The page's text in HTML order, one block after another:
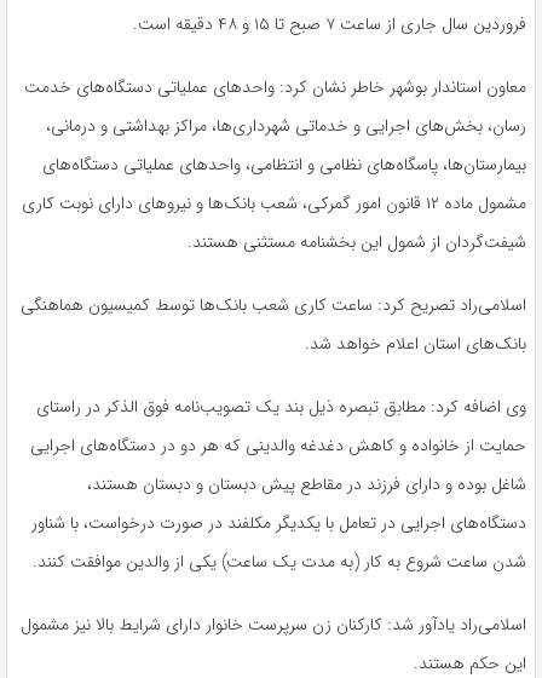
فروردین سال جاری از ساعت ۷ صبح تا ۱۵ و ۴۸ دقیقه است.
معاون استاندار بوشهر خاطر نشان کرد: واحدهای عملیاتی دستگاه‌های خدمت
رسان، بخش‌های اجرایی و خدماتی شهرداری‌ها، مراکز بهداشتی و درمانی،
بیمارستان‌ها، پاسگاه‌های نظامی و انتظامی، واحدهای عملیاتی دستگاه‌های
مشمول ماده ۱۲ قانون امور گمرکی، شعب بانک‌ها و نیروهای دارای نوبت کاری
شیفت‌گردان از شمول این بخشنامه مستثنی هستند.
اسلامی‌راد تصریح کرد: ساعت کاری شعب بانک‌ها توسط کمیسیون هماهنگی
بانک‌های استان اعلام خواهد شد.
وی اضافه کرد: مطابق تبصره ذیل بند یک تصویب‌نامه فوق الذکر در راستای
حمایت از خانواده و کاهش دغدغه والدینی که هر دو در دستگاه‌های اجرایی
شاغل بوده و دارای فرزند در مقاطع پیش دبستان و دبستان هستند،
دستگاه‌های اجرایی در تعامل با یکدیگر مکلفند در صورت درخواست، با شناور
شدن ساعت شروع به کار (به مدت یک ساعت) یکی از والدین موافقت کنند.
اسلامی‌راد یادآور شد: کارکنان زن سرپرست خانوار دارای شرایط بالا نیز مشمول
این حکم هستند.